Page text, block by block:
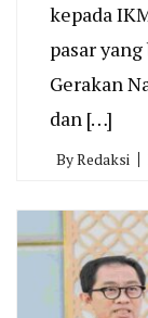
kepada
pasar
Gerakan
dan […]
ByRedaksi